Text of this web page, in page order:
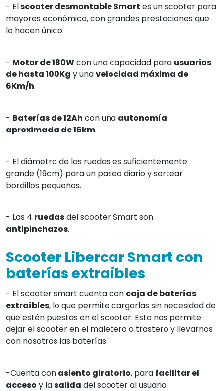
- Elscooter desmontable Smart es un scooter para
mayores económico, con grandes prestaciones que
lo hacen único.
- Motor de 180Wcon una capacidad para usuarios
de hasta 100Kg y unavelocidad máxima de
6Km/h.
- Baterías de 12Ah con una autonomía
aproximada de 16km.
- El diámetro de las ruedas es suficientemente
grande (19cm) para un paseo diario y sortear
bordillos pequeños.
- Las 4 ruedasdel scooter Smart son
antipinchazos.
Scooter Libercar Smart con
baterías extraíbles
- El scooter smart cuenta con caja de baterías
extraíbles, lo que permite cargarlas sin necesidad de
que estén puestas en el scooter. Esto nos permite
dejar el scooter en el maletero o trastero y llevarnos
con nosotros las baterías.
-Cuenta con asiento giratorio, para facilitar el
acceso y lasalida del scooter al usuario.